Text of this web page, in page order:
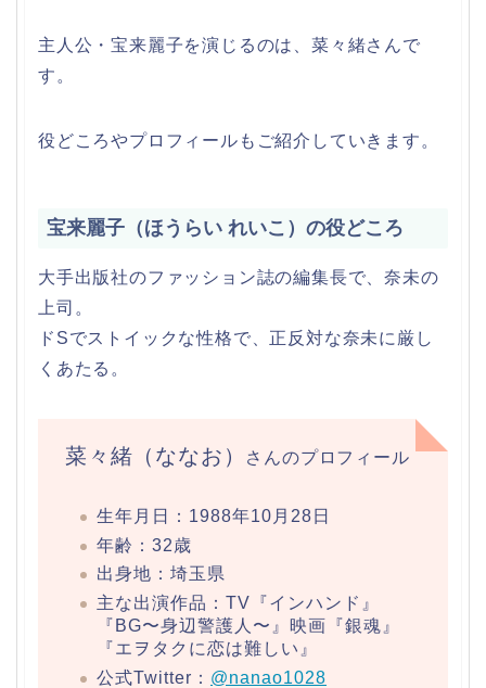
主人公・宝来麗子を演じるのは、菜々緒さんで
す。
役どころやプロフィールもご紹介していきます。
宝来麗子（ほうらい れいこ）の役どころ
大手出版社のファッション誌の編集長で、奈未の
上司。
ドSでストイックな性格で、正反対な奈未に厳し
くあたる。
菜々緒（ななお） さんのプロフィール
生年月日：1988年10月28日
年齢：32歳
出身地：埼玉県
主な出演作品：TV『インハンド』
『BG〜身辺警護人〜』映画『銀魂』
『エヲタクに恋は難しい』
公式Twitter： @nanao1028